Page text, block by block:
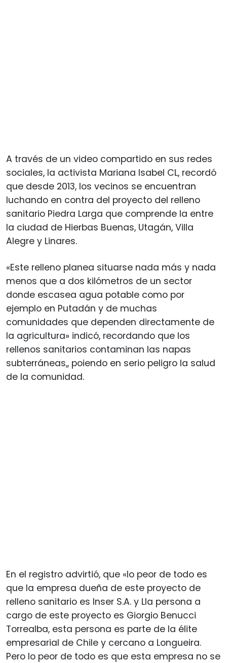
A través de un video compartido en sus redes
sociales, la activista Mariana Isabel CL, recordó
que desde 2013, los vecinos se encuentran
luchando en contra del proyecto del relleno
sanitario Piedra Larga que comprende la entre
la ciudad de Hierbas Buenas, Utagán, Villa
Alegre y Linares.
«Este relleno planea situarse nada más y nada
menos que a dos kilómetros de un sector
donde escasea agua potable como por
ejemplo en Putadán y de muchas
comunidades que dependen directamente de
la agricultura» indicó, recordando que los
rellenos sanitarios contaminan las napas
subterráneas,, poiendo en serio peligro la salud
de la comunidad.
En el registro advirtió, que «lo peor de todo es
que la empresa dueña de este proyecto de
relleno sanitario es Inser S.A. y Lla persona a
cargo de este proyecto es Giorgio Benucci
Torrealba, esta persona es parte de la élite
empresarial de Chile y cercano a Longueira.
Pero lo peor de todo es que esta empresa no se